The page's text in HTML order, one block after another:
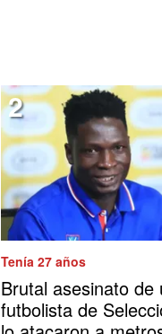
Tenía 27 años
Brutal asesinato de
futbolista de